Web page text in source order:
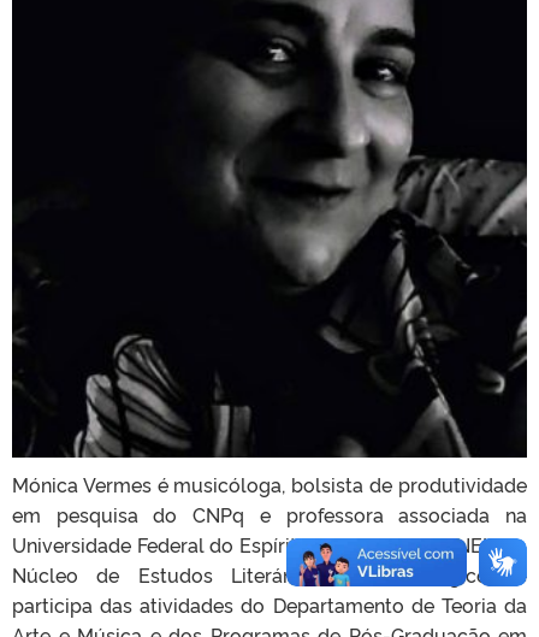
Mónica Vermes é musicóloga, bolsista de produtividade
em pesquisa do CNPq e professora associada na
Universidade Federal do Espírito Santo. Lidera o NELM –
Núcleo de Estudos Literários e Musicológicos e
participa das atividades do Departamento de Teoria da